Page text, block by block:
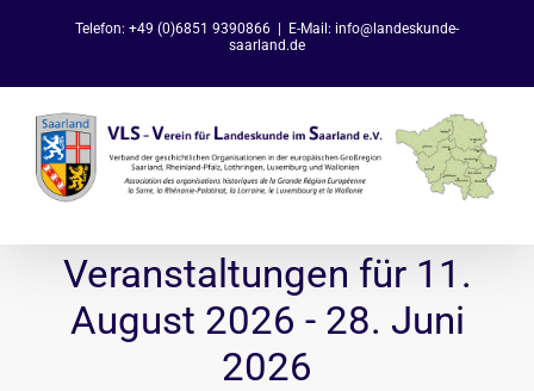
Telefon: +49 (0)6851 9390866
E-Mail: info@landeskunde-
saarland.de
Veranstaltungen für 11.
August 2026 - 28. Juni
2026